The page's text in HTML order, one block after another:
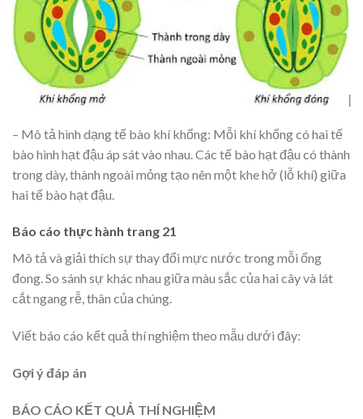
– Mô tả hình dạng tế bào khí khổng: Mỗi khí khổng có hai tế
bào hình hạt đậu áp sát vào nhau. Các tế bào hạt đậu có thành
trong dày, thành ngoài mỏng tạo nên một khe hở (lỗ khí) giữa
hai tế bào hạt đậu.
Báo cáo thực hành trang 21
Mô tả và giải thích sự thay đổi mực nước trong mỗi ống
đong. So sánh sự khác nhau giữa màu sắc của hai cây và lát
cắt ngang rễ, thân của chúng.
Viết báo cáo kết quả thí nghiệm theo mẫu dưới đây:
Gợi ý đáp án
BÁO CÁO KẾT QUẢ THÍ NGHIỆM